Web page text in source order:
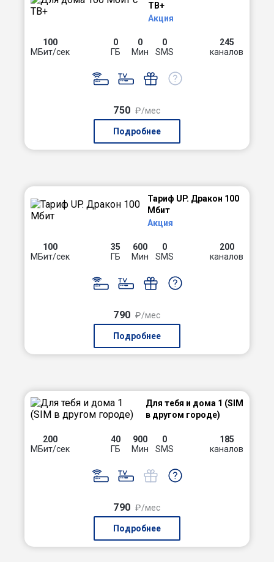
ТВ+
Акция
100
МБит/сек
0
ГБ
0
Мин
0
SMS
245
каналов
750 ₽/мес
Подробнее
Тариф UP. Дракон 100
Мбит
Акция
100
МБит/сек
35
ГБ
600
Мин
0
SMS
200
каналов
790 ₽/мес
Подробнее
Для тебя и дома 1 (SIM
в другом городе)
200
МБит/сек
40
ГБ
900
Мин
0
SMS
185
каналов
790 ₽/мес
Подробнее